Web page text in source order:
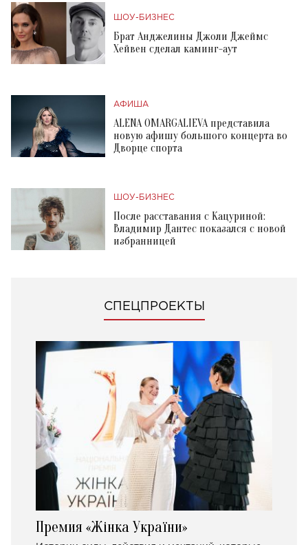
ШОУ-БИЗНЕС
Брат Анджелины Джоли Джеймс
Хейвен сделал каминг-аут
АФИША
ALENA OMARGALIEVA представила
новую афишу большого концерта во
Дворце спорта
ШОУ-БИЗНЕС
После расставания с Кацуриной:
Владимир Дантес показался с новой
избранницей
СПЕЦПРОЕКТЫ
Премия «Жінка України»